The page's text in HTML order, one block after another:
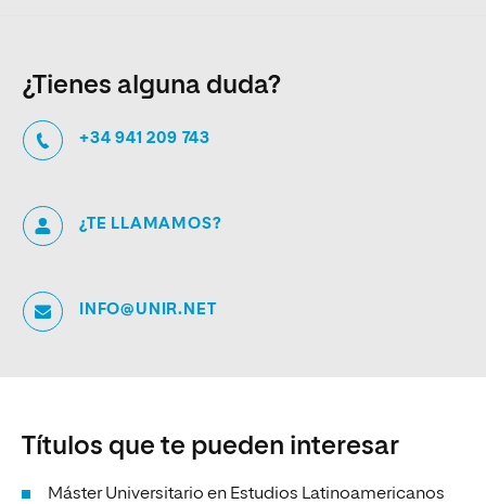
¿Tienes alguna duda?
+34 941 209 743
¿TE LLAMAMOS?
INFO@UNIR.NET
Títulos que te pueden interesar
Máster Universitario en Estudios Latinoamericanos